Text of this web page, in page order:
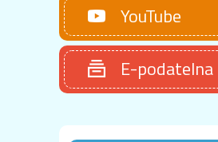
YouTube
E-podatelna